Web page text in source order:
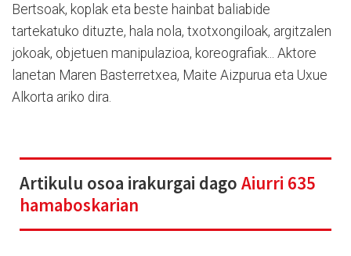
Bertsoak, koplak eta beste hainbat baliabide
tartekatuko dituzte, hala nola, txotxongiloak, argitzalen
jokoak, objetuen manipulazioa, koreografiak... Aktore
lanetan Maren Basterretxea, Maite Aizpurua eta Uxue
Alkorta ariko dira.
Artikulu osoa irakurgai dagoAiurri 635
hamaboskarian